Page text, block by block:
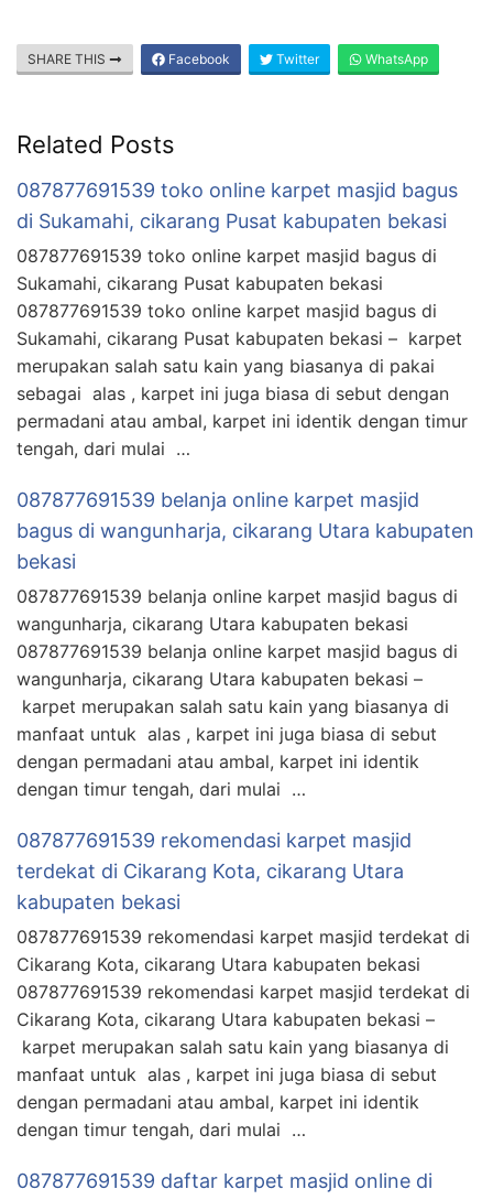
SHARE THIS Facebook Twitter WhatsApp
Related Posts
087877691539 toko online karpet masjid bagus
di Sukamahi, cikarang Pusat kabupaten bekasi
087877691539 toko online karpet masjid bagus di
Sukamahi, cikarang Pusat kabupaten bekasi
087877691539 toko online karpet masjid bagus di
Sukamahi, cikarang Pusat kabupaten bekasi – karpet
merupakan salah satu kain yang biasanya di pakai
sebagai alas , karpet ini juga biasa di sebut dengan
permadani atau ambal, karpet ini identik dengan timur
tengah, dari mulai …
087877691539 belanja online karpet masjid
bagus di wangunharja, cikarang Utara kabupaten
bekasi
087877691539 belanja online karpet masjid bagus di
wangunharja, cikarang Utara kabupaten bekasi
087877691539 belanja online karpet masjid bagus di
wangunharja, cikarang Utara kabupaten bekasi –
karpet merupakan salah satu kain yang biasanya di
manfaat untuk alas , karpet ini juga biasa di sebut
dengan permadani atau ambal, karpet ini identik
dengan timur tengah, dari mulai …
087877691539 rekomendasi karpet masjid
terdekat di Cikarang Kota, cikarang Utara
kabupaten bekasi
087877691539 rekomendasi karpet masjid terdekat di
Cikarang Kota, cikarang Utara kabupaten bekasi
087877691539 rekomendasi karpet masjid terdekat di
Cikarang Kota, cikarang Utara kabupaten bekasi –
karpet merupakan salah satu kain yang biasanya di
manfaat untuk alas , karpet ini juga biasa di sebut
dengan permadani atau ambal, karpet ini identik
dengan timur tengah, dari mulai …
087877691539 daftar karpet masjid online di